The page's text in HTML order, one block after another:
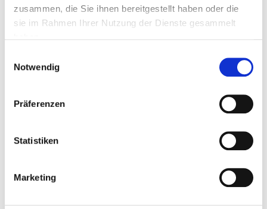
zusammen, die Sie ihnen bereitgestellt haben oder die
sie im Rahmen Ihrer Nutzung der Dienste gesammelt
Notwendig
Präferenzen
Statistiken
Marketing